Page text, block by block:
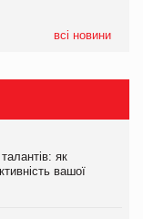
всі новини
як
вашої